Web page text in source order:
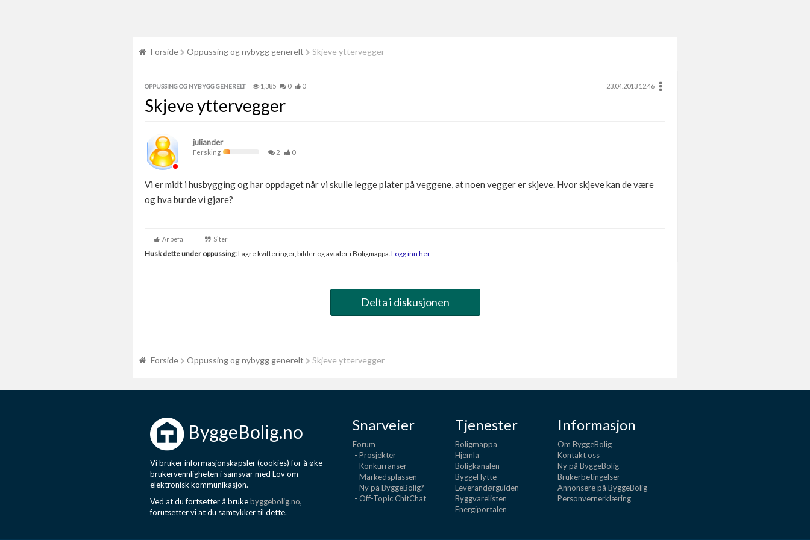
Forside Oppussing og nybygg generelt Skjeve yttervegger
OPPUSSING OG NYBYGG GENERELT 1,385 0 0 23.04.2013 12.46
Skjeve yttervegger
juliander
Fersking 2 0
Vi er midt i husbygging og har oppdaget når vi skulle legge plater på veggene, at noen vegger er skjeve. Hvor skjeve kan de være
og hva burde vi gjøre?
Anbefal Siter
Husk dette under oppussing:Lagre kvitteringer, bilder og avtaler i Boligmappa. Logg inn her
Delta i diskusjonen
Forside Oppussing og nybygg generelt Skjeve yttervegger
ByggeBolig.no
Vi bruker informasjonskapsler (cookies) for å øke
brukervennligheten i samsvar med Lov om
elektronisk kommunikasjon.
Ved at du fortsetter å brukebyggebolig.no,
forutsetter vi at du samtykker til dette.
Snarveier
Forum
- Prosjekter
- Konkurranser
- Markedsplassen
- Ny på ByggeBolig?
- Off-Topic ChitChat
Tjenester
Boligmappa
Hjemla
Boligkanalen
ByggeHytte
Leverandørguiden
Byggvarelisten
Energiportalen
Informasjon
Om ByggeBolig
Kontakt oss
Ny på ByggeBolig
Brukerbetingelser
Annonsere på ByggeBolig
Personvernerklæring